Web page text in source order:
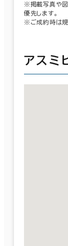
※掲載写真や図
優先します。
※ご成約時は規
アスミ